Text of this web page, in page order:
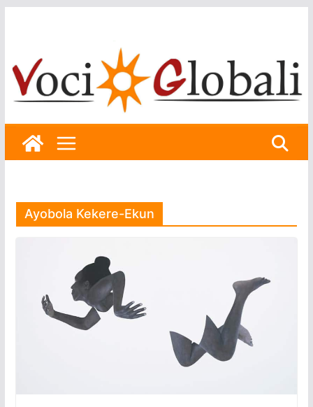
Ayobola Kekere-Ekun